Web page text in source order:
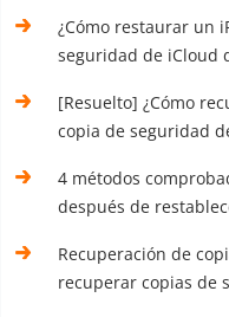
¿Cómo restaurar un
seguridad de iCloud
[Resuelto] ¿Cómo
copia de seguridad
4 métodos
después de
Recuperación de
recuperar copias de